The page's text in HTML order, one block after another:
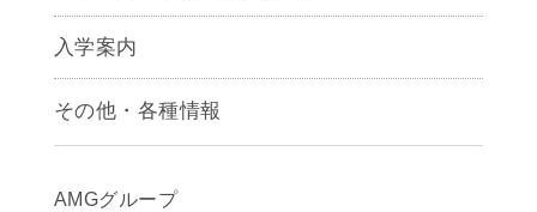
声優学科
入学案内
募集要項
早期出願制度・AOエントリー
入学までの流れ
その他・各種情報
アクセス
サイトポリシー
AMGグループ